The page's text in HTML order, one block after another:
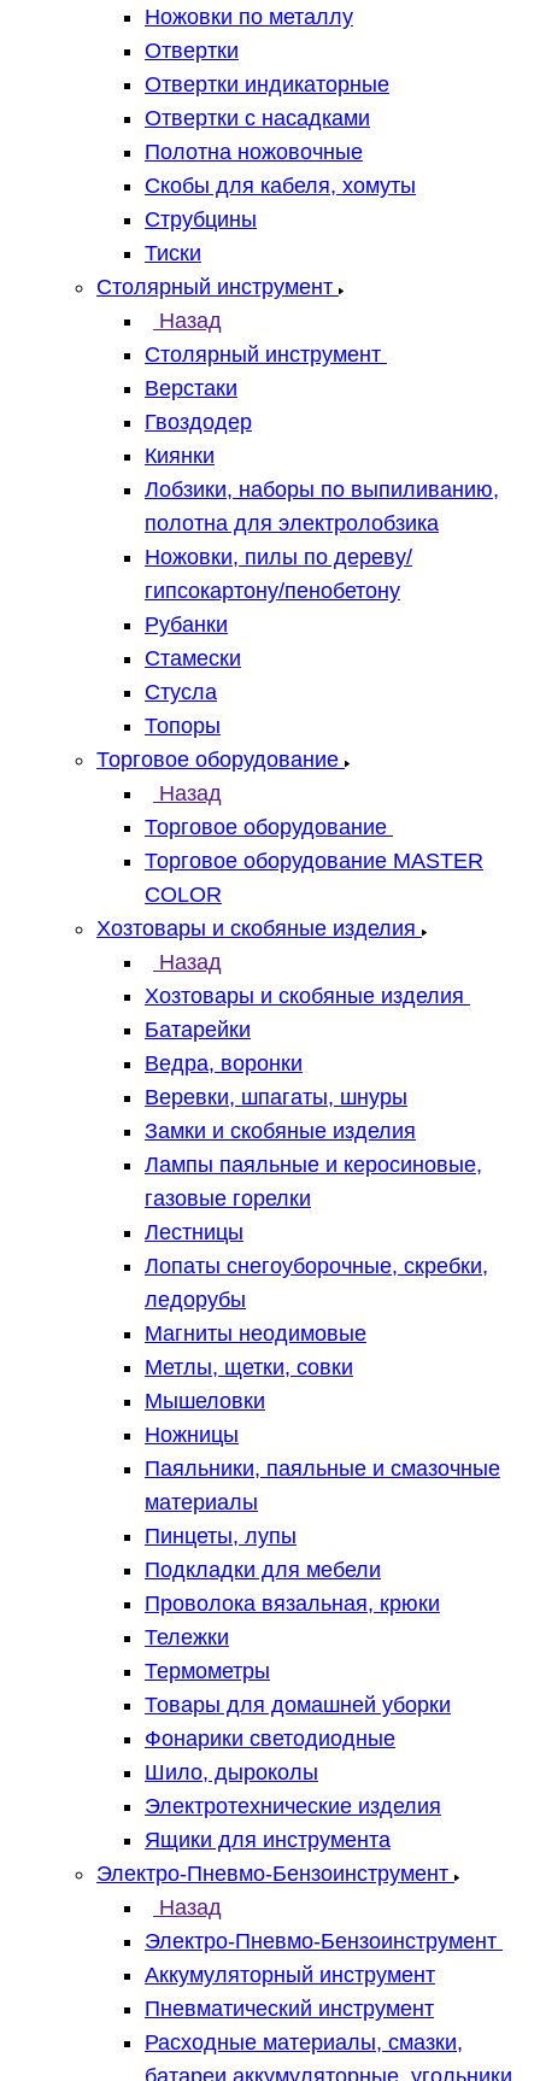
Ножовки по металлу
Отвертки
Отвертки индикаторные
Отвертки с насадками
Полотна ножовочные
Скобы для кабеля, хомуты
Струбцины
Тиски
Столярный инструмент
Назад
Столярный инструмент
Верстаки
Гвоздодер
Киянки
Лобзики, наборы по выпиливанию,
полотна для электролобзика
Ножовки, пилы по дереву/
гипсокартону/пенобетону
Рубанки
Стамески
Стусла
Топоры
Торговое оборудование
Назад
Торговое оборудование
Торговое оборудование MASTER
COLOR
Хозтовары и скобяные изделия
Назад
Хозтовары и скобяные изделия
Батарейки
Ведра, воронки
Веревки, шпагаты, шнуры
Замки и скобяные изделия
Лампы паяльные и керосиновые,
газовые горелки
Лестницы
Лопаты снегоуборочные, скребки,
ледорубы
Магниты неодимовые
Метлы, щетки, совки
Мышеловки
Ножницы
Паяльники, паяльные и смазочные
материалы
Пинцеты, лупы
Подкладки для мебели
Проволока вязальная, крюки
Тележки
Термометры
Товары для домашней уборки
Фонарики светодиодные
Шило, дыроколы
Электротехнические изделия
Ящики для инструмента
Электро-Пневмо-Бензоинструмент
Назад
Электро-Пневмо-Бензоинструмент
Аккумуляторный инструмент
Пневматический инструмент
Расходные материалы, смазки,
батареи аккумуляторные, угольники